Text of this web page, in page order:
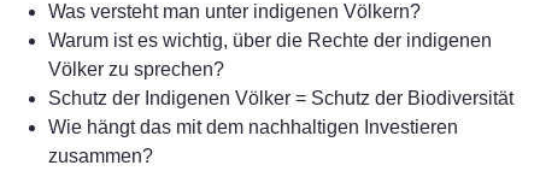
Was versteht man unter indigenen Völkern?
Warum ist es wichtig, über die Rechte der indigenen
Völker zu sprechen?
Schutz der Indigenen Völker = Schutz der Biodiversität
Wie hängt das mit dem nachhaltigen Investieren
zusammen?